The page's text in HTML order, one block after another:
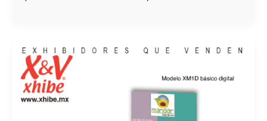
6
FACTORES
PARA
EL
LANZAMIENTO